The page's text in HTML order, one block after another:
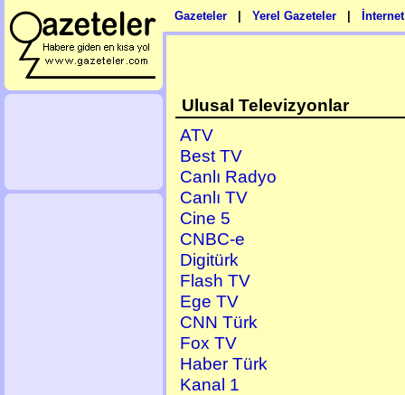
Gazeteler Yerel Gazeteler
Ulusal Televizyonlar
ATV
Best TV
Canlı Radyo
Canlı TV
Cine 5
CNBC-e
Digitürk
Flash TV
Ege TV
CNN Türk
Fox TV
Haber Türk
Kanal 1